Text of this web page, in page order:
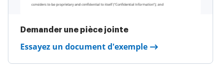
Demander une pièce jointe
Essayez un document d'exemple